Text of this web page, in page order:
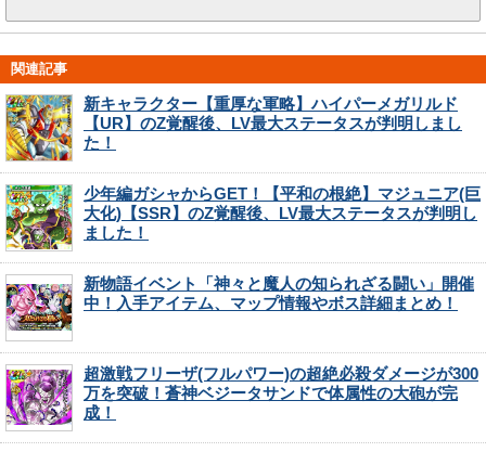
関連記事
新キャラクター【重厚な軍略】ハイパーメガリルド
【UR】のZ覚醒後、LV最大ステータスが判明しまし
た！
少年編ガシャからGET！【平和の根絶】マジュニア(巨
大化)【SSR】のZ覚醒後、LV最大ステータスが判明し
ました！
新物語イベント「神々と魔人の知られざる闘い」開催
中！入手アイテム、マップ情報やボス詳細まとめ！
超激戦フリーザ(フルパワー)の超絶必殺ダメージが300
万を突破！蒼神ベジータサンドで体属性の大砲が完
成！